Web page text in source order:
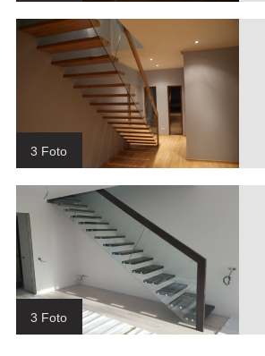
3 Foto
3 Foto